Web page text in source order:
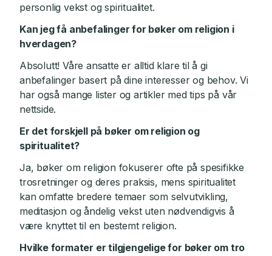
personlig vekst og spiritualitet.
Kan jeg få anbefalinger for bøker om religion i
hverdagen?
Absolutt! Våre ansatte er alltid klare til å gi
anbefalinger basert på dine interesser og behov. Vi
har også mange lister og artikler med tips på vår
nettside.
Er det forskjell på bøker om religion og
spiritualitet?
Ja, bøker om religion fokuserer ofte på spesifikke
trosretninger og deres praksis, mens spiritualitet
kan omfatte bredere temaer som selvutvikling,
meditasjon og åndelig vekst uten nødvendigvis å
være knyttet til en bestemt religion.
Hvilke formater er tilgjengelige for bøker om tro